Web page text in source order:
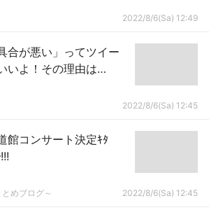
2022/8/6(Sa) 12:49
合が悪い」ってツイー
いよ！その理由は…
2022/8/6(Sa) 12:45
館コンサート決定ｷﾀ
めブログ～ 2022/8/6(Sa) 12:45